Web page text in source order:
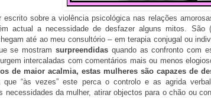
escrito sobre a violência psicológica nas relações
actual a necessidade de desfazer alguns mitos. São
até ao meu consultório – em terapia conjugal ou
se mostram surpreendidasquando as confronto com
intercaladas com comentários mais ou menos
de maior acalmia, estas mulheres são capazes de
que “às vezes” este perca o controlo e as agrida
necessidades da mulher, atirar objectos para o chão ou